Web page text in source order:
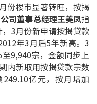
楼市显著转旺，按揭
司董事总经理王美凤指
3月份新申请按揭贷款
年3月后5年新高。3
9,940宗，金额同步上
内新取用按揭贷款宗数
亿元，按月增加